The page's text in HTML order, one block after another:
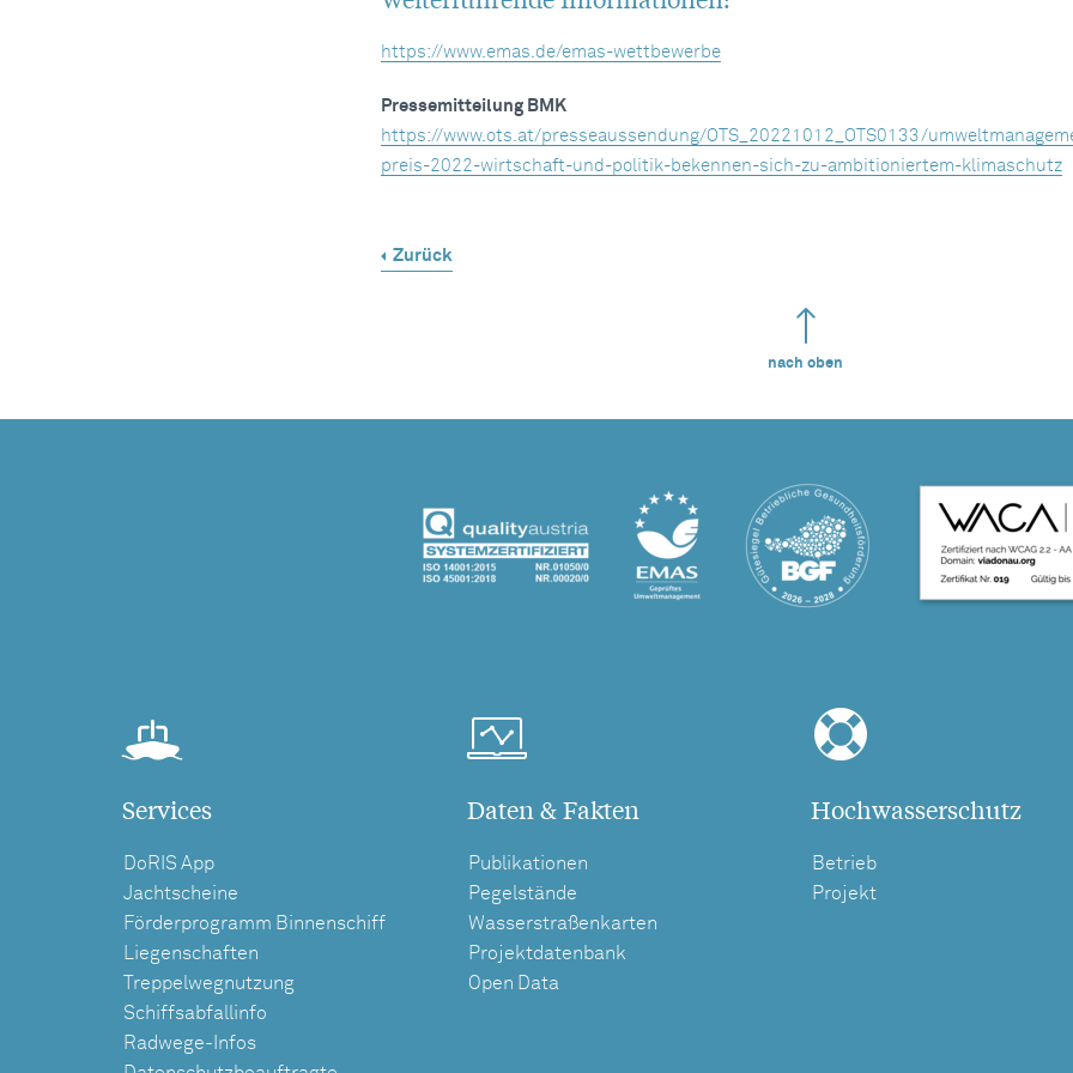
https://www.emas.de/emas-wettbewerbe
Pressemitteilung BMK
https://www.ots.at/presseaussendung/OTS_20221012_OTS0133/
preis-2022-wirtschaft-und-politik-bekennen-sich-zu-ambitioniertem-klimaschutz
Zurück
nach oben
Services
DoRIS App
Jachtscheine
Förderprogramm Binnenschiff
Liegenschaften
Treppelwegnutzung
Schiffsabfallinfo
Radwege-Infos
Daten & Fakten
Publikationen
Pegelstände
Wasserstraßenkarten
Projektdatenbank
Open Data
Hochwasserschutz
Betrieb
Projekt